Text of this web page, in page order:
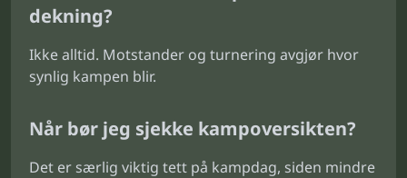
dekning?
Ikke alltid. Motstander og turnering avgjør hvor
synlig kampen blir.
Når bør jeg sjekke kampoversikten?
Det er særlig viktig tett på kampdag, siden mindre